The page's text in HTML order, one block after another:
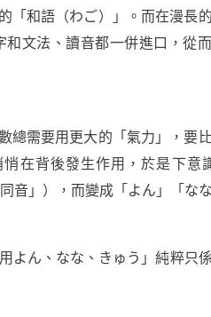
「和語（わご）」。而在漫長
和文法、讀音都一併進口，從
總需要用更大的「氣力」，要
在背後發生作用，於是下意
音」），而變成「よん」「な
よん、なな、きゅう」純粹只